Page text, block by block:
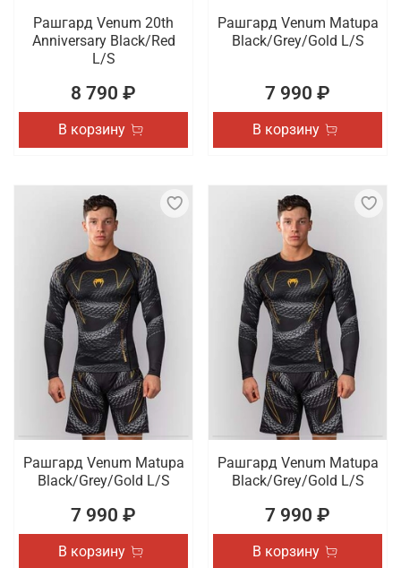
Рашгард Venum 20th
Anniversary Black/Red
L/S
8 790 ₽
В корзину
Рашгард Venum Matupa
Black/Grey/Gold L/S
7 990 ₽
В корзину
Рашгард Venum Matupa
Black/Grey/Gold L/S
7 990 ₽
В корзину
Рашгард Venum Matupa
Black/Grey/Gold L/S
7 990 ₽
В корзину